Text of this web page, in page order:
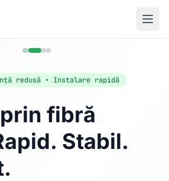
redusă • Instalare rapidă
fibră
Stabil.